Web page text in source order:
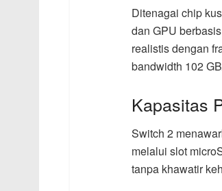
Ditenagai chip
dan GPU
realistis dengan
bandwidth 102
Kapasitas
Switch 2
melalui slot
tanpa khawatir